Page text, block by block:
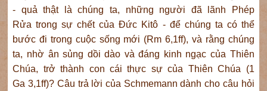
- quả thật là chúng ta, những người đã lãnh Phép
Rửa trong sự chết của Đức Kitô - để chúng ta có thể
bước đi trong cuộc sống mới (Rm 6,1ff), và rằng chúng
ta, nhờ ân sủng dồi dào và đáng kinh ngạc của Thiên
Chúa, trở thành con cái thực sự của Thiên Chúa (1
Ga 3,1ff)? Câu trả lời của Schmemann dành cho câu hỏi